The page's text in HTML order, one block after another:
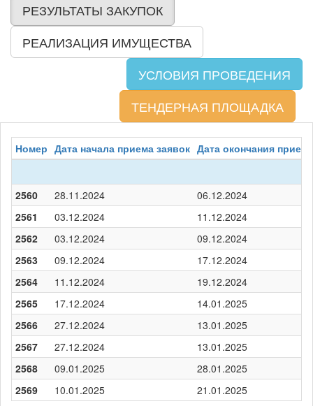
РЕЗУЛЬТАТЫ ЗАКУПОК
РЕАЛИЗАЦИЯ ИМУЩЕСТВА
УСЛОВИЯ ПРОВЕДЕНИЯ
ТЕНДЕРНАЯ ПЛОЩАДКА
Номер Дата начала приема заявок Дата окончания
2560 28.11.2024
06.12.2024
2561
03.12.2024
11.12.2024
2562
03.12.2024
09.12.2024
2563
09.12.2024
17.12.2024
2564
11.12.2024
19.12.2024
2565
17.12.2024
14.01.2025
2566
27.12.2024
13.01.2025
2567
27.12.2024
13.01.2025
2568
09.01.2025
28.01.2025
2569
10.01.2025 21.01.2025